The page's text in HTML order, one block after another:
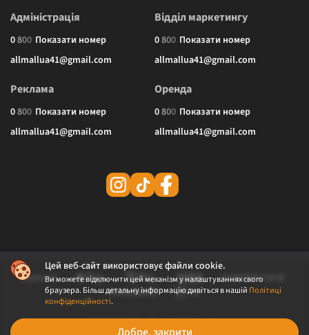
Цей веб-сайт використовує файли cookie.
Ви можете відключити цей механізм у налаштуваннях свого
браузера. Більш детальну інформацію дивіться в нашій Політиці
конфіденційності.
Адміністрація
0800 Показати номер
allmallua41@gmail.com
Відділ маркетингу
0800 Показати номер
allmallua41@gmail.com
Реклама
0800 Показати номер
allmallua41@gmail.com
Оренда
0800 Показати номер
allmallua41@gmail.com
© 2026 ALLMALL. Всі права захищені.